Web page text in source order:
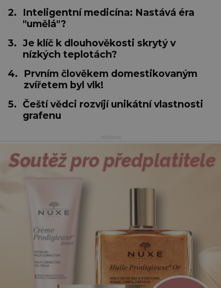
2.
Inteligentní medicína: Nastává éra
"umělá"?
3. Je klíč k dlouhověkosti skrytý v
nízkých teplotách?
4.
Prvním člověkem domestikovaným
zvířetem byl vlk!
5. Čeští vědci rozvíjí unikátní vlastnosti
grafenu